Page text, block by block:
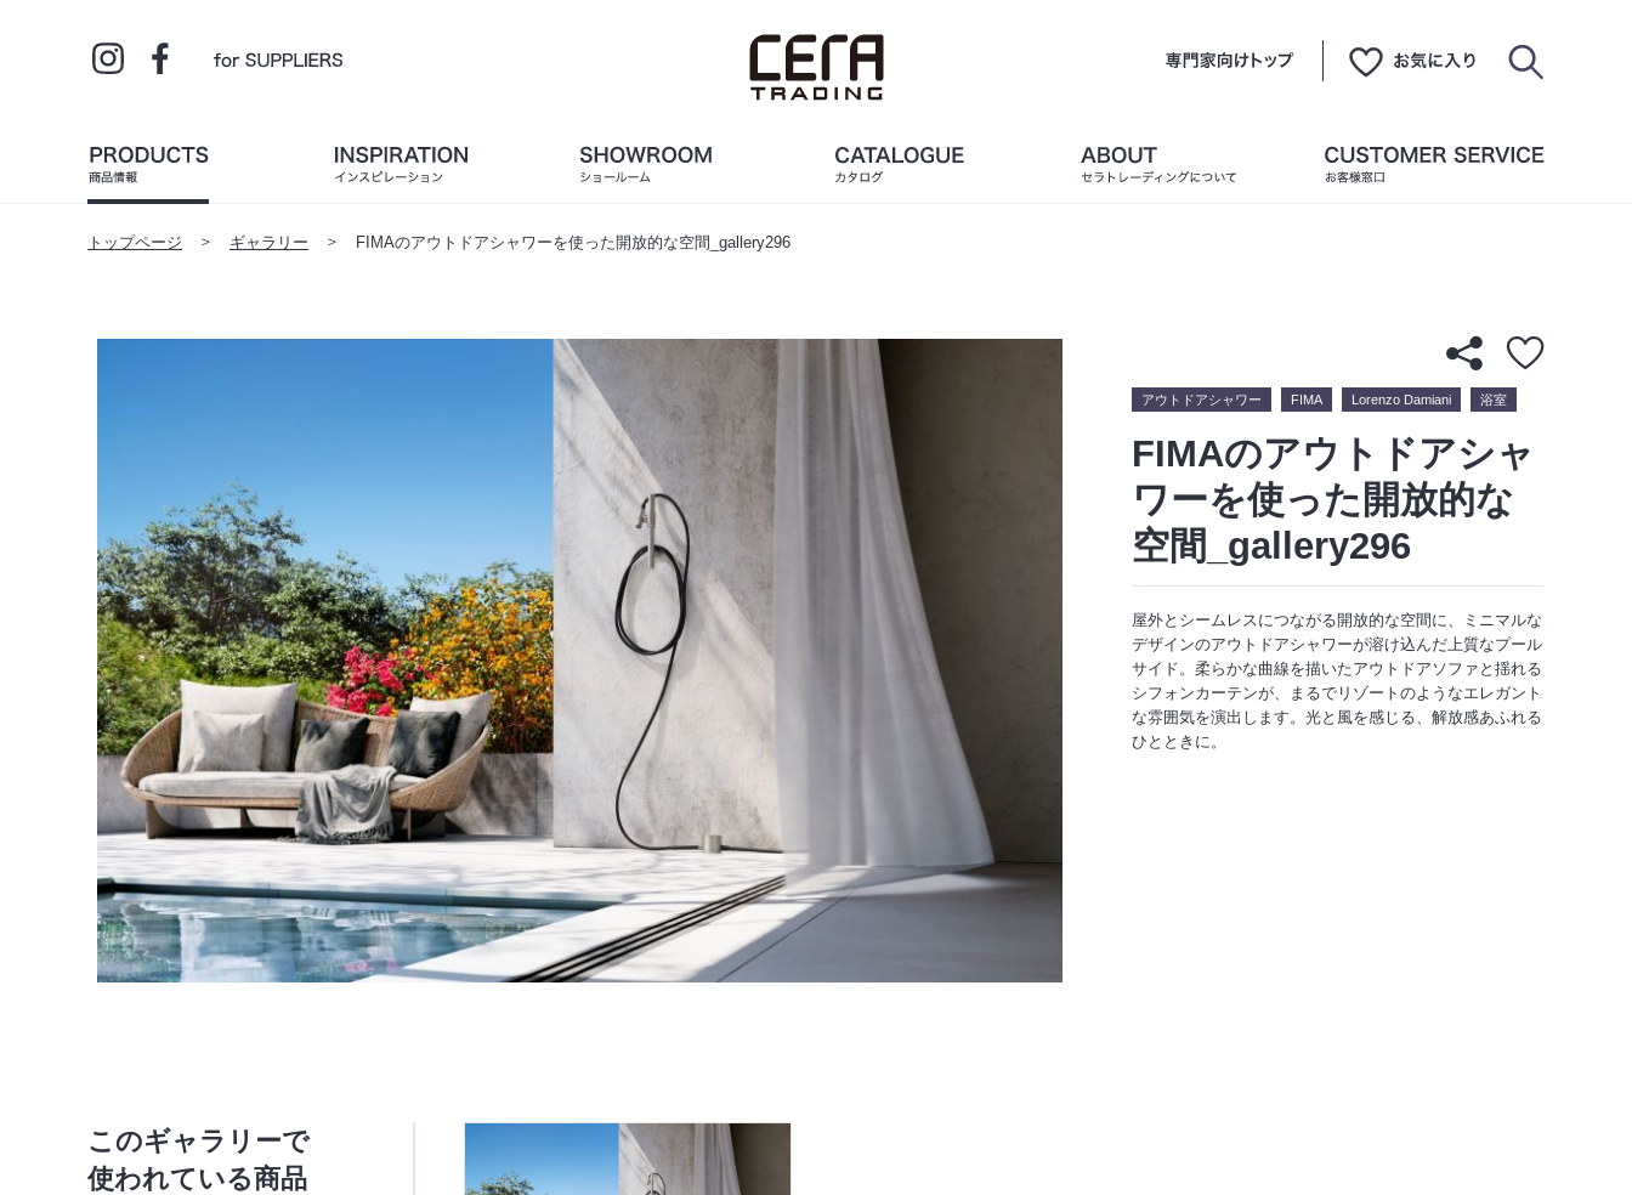
トップページ ギャラリー FIMAのアウトドアシャワーを使った開放的な空間_gallery296
アウトドアシャワー FIMA Lorenzo Damiani 浴室
FIMAのアウトドアシャ
ワーを使った開放的な
空間_gallery296
屋外とシームレスにつながる開放的な空間に、ミニマルな
デザインのアウトドアシャワーが溶け込んだ上質なプール
サイド。柔らかな曲線を描いたアウトドアソファと揺れる
シフォンカーテンが、まるでリゾートのようなエレガント
な雰囲気を演出します。光と風を感じる、解放感あふれる
ひとときに。
このギャラリーで
使われている商品